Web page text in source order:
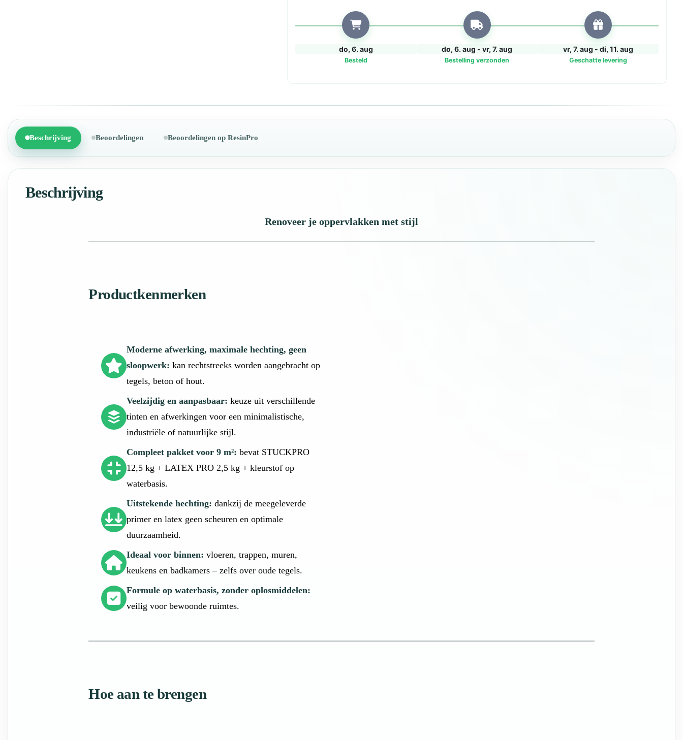
do, 6. aug
Besteld
do, 6. aug - vr, 7. aug
Bestelling verzonden
vr, 7. aug - di, 11. aug
Geschatte levering
Beschrijving Beoordelingen Beoordelingen op ResinPro
Beschrijving
Renoveer je oppervlakken met stijl
Productkenmerken
Moderne afwerking, maximale hechting, geen
sloopwerk: kan rechtstreeks worden aangebracht op
tegels, beton of hout.
Veelzijdig en aanpasbaar: keuze uit verschillende
tinten en afwerkingen voor een minimalistische,
industriële of natuurlijke stijl.
Compleet pakket voor 9 m²: bevat STUCKPRO
12,5 kg + LATEX PRO 2,5 kg + kleurstof op
waterbasis.
Uitstekende hechting: dankzij de meegeleverde
primer en latex geen scheuren en optimale
duurzaamheid.
Ideaal voor binnen: vloeren, trappen, muren,
keukens en badkamers – zelfs over oude tegels.
Formule op waterbasis, zonder oplosmiddelen:
veilig voor bewoonde ruimtes.
Hoe aan te brengen